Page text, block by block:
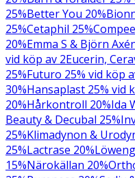
25%Better You 20%
25%Cetaphil 25%
20%Emma S & Björn
vid köp av 2Eucerin,
25%Futuro 25% vid köp
30%Hansaplast 25% vid
20%Hårkontroll 20%Ida
Beauty & Decubal 25%
25%Klimadynon &
25%Lactrase 20%
15%Närokällan 20%